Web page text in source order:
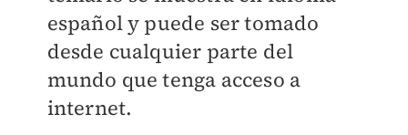
español y puede ser tomado
desde cualquier parte del
mundo que tenga acceso a
internet.